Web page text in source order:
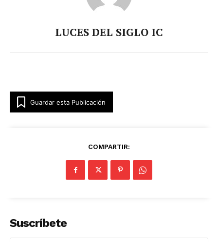
Nosotros
Contacto
Información Propietaria / Financiación
LUCES DEL SIGLO IC
Guardar esta Publicación
COMPARTIR:
Suscríbete